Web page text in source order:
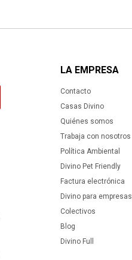
LA EMPRESA
Contacto
Casas Divino
Quiénes somos
Trabaja con nosotros
Política Ambiental
Divino Pet Friendly
Factura electrónica
Divino para empresas
Colectivos
Blog
Divino Full